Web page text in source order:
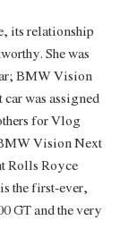
its relationship
She was
BMW Vision
was assigned
for Vlog
Vision Next
Rolls Royce
the first-ever,
GT and the very